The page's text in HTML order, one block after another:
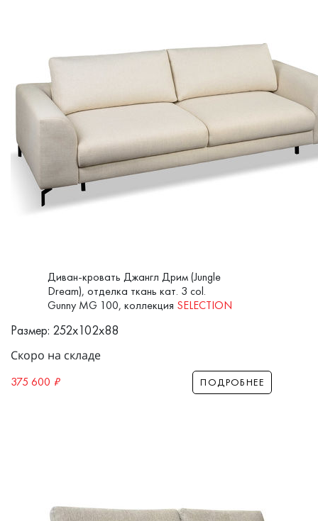
Диван-кровать Джангл Дрим (Jungle
Dream), отделка ткань кат. 3 col.
Gunny MG 100, коллекция SELECTION
Размер: 252x102x88
Скоро на складе
375 600 ₽ ПОДРОБНЕЕ